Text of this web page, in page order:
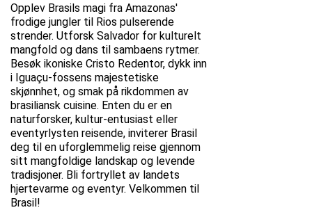
Opplev Brasils magi fra Amazonas'
frodige jungler til Rios pulserende
strender. Utforsk Salvador for kulturelt
mangfold og dans til sambaens rytmer.
Besøk ikoniske Cristo Redentor, dykk inn
i Iguaçu-fossens majestetiske
skjønnhet, og smak på rikdommen av
brasiliansk cuisine. Enten du er en
naturforsker, kultur-entusiast eller
eventyrlysten reisende, inviterer Brasil
deg til en uforglemmelig reise gjennom
sitt mangfoldige landskap og levende
tradisjoner. Bli fortryllet av landets
hjertevarme og eventyr. Velkommen til
Brasil!